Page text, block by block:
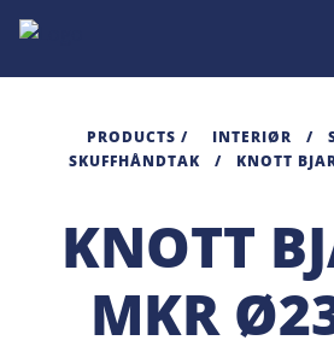
PRODUKTER
KONTAKT
PRODUCTS / INTERIØR /
SKUFFHÅNDTAK
/ KNOTT
KNOTT
MKR